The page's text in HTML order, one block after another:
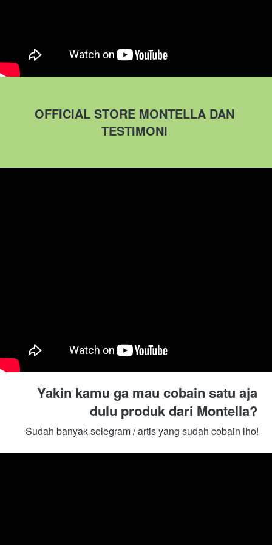
OFFICIAL STORE MONTELLA DAN
TESTIMONI
Yakin kamu ga mau cobain satu aja
dulu produk dari Montella?
Sudah banyak selegram / artis yang sudah cobain lho!